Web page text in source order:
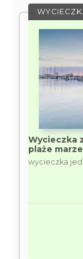
Wycieczka
plaże
wycieczka